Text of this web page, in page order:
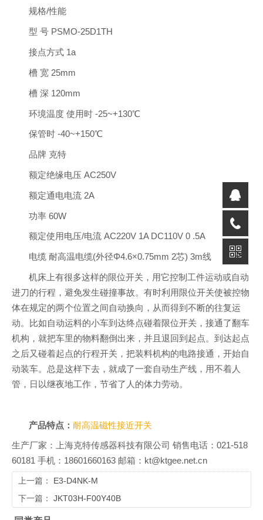
规格/性能
型 号 PSMO-25D1TH
接点方式 1a
槽 宽 25mm
槽 深 120mm
环境温度 使用时 -25~+130℃
保管时 -40~+150℃
品牌 克特
额定绝缘电压 AC250V
额定通电电流 2A
功率 60W
额定使用电压/电流 AC220V 1A DC110V 0 .5A
电缆 耐高温电缆(外径Φ4.6×0.75mm 2芯) 3m线
机床上有很多这样的限位开关，用它控制工件运动或自动
进刀的行程，避免发生碰撞事故。有时利用限位开关使被控物
体在规定的两个位置之间自动换向，从而得到不断的往复运
动。比如自动运料的小车到达终点碰着限位开关，接通了翻车
机构，就把车里的物料翻倒出来，并且退回到起点。到达起点
之后又碰着起点的行程开关，把装料机构的电路接通，开始自
动装车。总是这样下去，就成了一套自动生产线，用不着人
管，日以继夜地工作，节省了人的体力劳动。
产品特点：耐高温磁性接近开关
生产厂家：上海克特传感器科技有限公司 销售电话：021-518
60181 手机：18601660163 邮箱：kt@ktgee.net.cn
上一篇： E3-D4NK-M
下一篇： JKT03H-F00Y40B